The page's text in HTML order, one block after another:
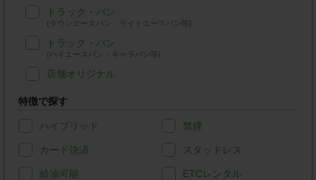
トラック・バン
(タウンエースバン、ライトエースバン等)
トラック・バン
(ハイエースバン・キャラバン等)
店舗オリジナル
特徴で探す
ハイブリッド 禁煙
カード決済 スタッドレス
給油可能 ETCレンタル